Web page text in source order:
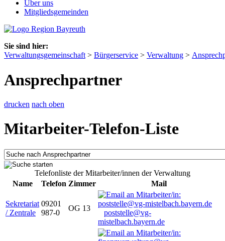
Über uns
Mitgliedsgemeinden
Sie sind hier:
Verwaltungsgemeinschaft > Bürgerservice > Verwaltung >
Ansprechpartner
drucken nach oben
Mitarbeiter-Telefon-Liste
Telefonliste der Mitarbeiter/innen der Verwaltung
Name
Telefon Zimmer Mail
Sekretariat
/ Zentrale
09201
987-0
OG 13
poststelle@vg-
mistelbach.bayern.de